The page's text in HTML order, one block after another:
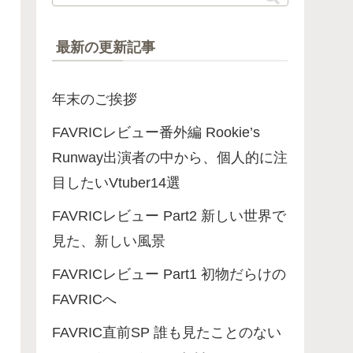
最新の更新記事
年末のご挨拶
FAVRICレビュー番外編 Rookie’s
Runway出演者の中から、個人的に注
目したいVtuber14選
FAVRICレビュー Part2 新しい世界で
見た、新しい風景
FAVRICレビュー Part1 初物だらけの
FAVRICへ
FAVRIC直前SP 誰も見たことのない